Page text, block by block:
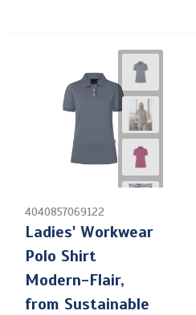
4040857069122
Ladies' Workwear
Polo Shirt
Modern-Flair,
from Sustainable